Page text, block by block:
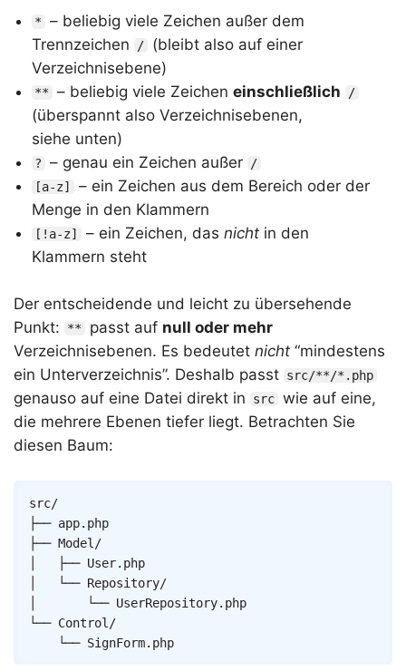
*
– beliebig viele Zeichen außer dem
Trennzeichen
/
(bleibt also auf einer
Verzeichnisebene)
** – beliebig viele Zeichen einschließlich /
(überspannt also Verzeichnisebenen,
siehe unten)
? – genau ein Zeichen außer
/
[a-z]
– ein Zeichen aus dem Bereich oder der
Menge in den Klammern
[!a-z] – ein Zeichen, das nichtin den
Klammern steht
Der entscheidende und leicht zu übersehende
Punkt:
** passt auf null oder mehr
Verzeichnisebenen. Es bedeutet nicht “mindestens
ein Unterverzeichnis”. Deshalb passt src/**/*.php
genauso auf eine Datei direkt in src wie auf eine,
die mehrere Ebenen tiefer liegt. Betrachten Sie
diesen Baum:
src/
├── app.php
├── Model/
│   ├── User.php
│   └── Repository/
│       └── UserRepository.php
└── Control/
    └── SignForm.php